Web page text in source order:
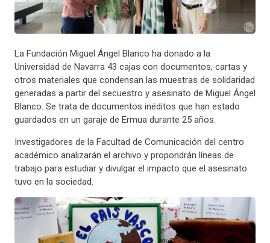
La Fundación Miguel Ángel Blanco ha donado a la
Universidad de Navarra 43 cajas con documentos, cartas y
otros materiales que condensan las muestras de solidaridad
generadas a partir del secuestro y asesinato de Miguel Ángel
Blanco. Se trata de documentos inéditos que han estado
guardados en un garaje de Ermua durante 25 años.
Investigadores de la Facultad de Comunicación del centro
académico analizarán el archivo y propondrán líneas de
trabajo para estudiar y divulgar el impacto que el asesinato
tuvo en la sociedad.